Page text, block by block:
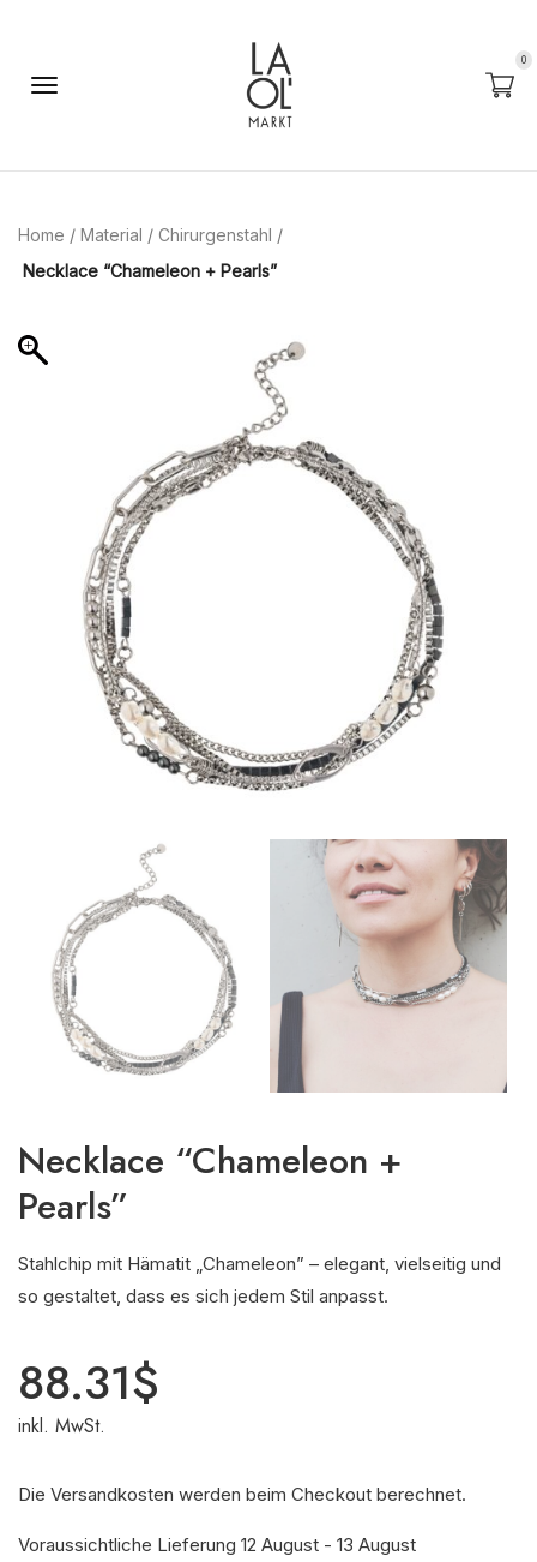
0
Home / Material / Chirurgenstahl /
Necklace “Chameleon + Pearls”
Necklace “Chameleon +
Pearls”
Stahlchip mit Hämatit „Chameleon” – elegant, vielseitig und
so gestaltet, dass es sich jedem Stil anpasst.
88.31$
inkl. MwSt.
Die Versandkosten werden beim Checkout berechnet.
Voraussichtliche Lieferung 12 August - 13 August